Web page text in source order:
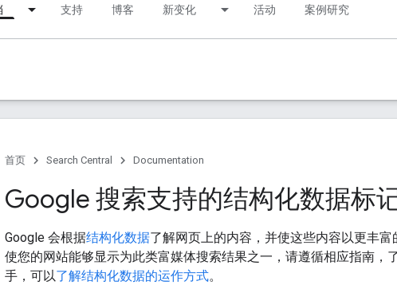
支持 博客 新变化 活动 案例研究
首页 Search Central Documentation
Google 搜索支持的结构化数据标
Google 会根据结构化数据了解网页上的内容，并使这些内容以更丰
使您的网站能够显示为此类富媒体搜索结果之一，请遵循相应指南，
手，可以了解结构化数据的运作方式。